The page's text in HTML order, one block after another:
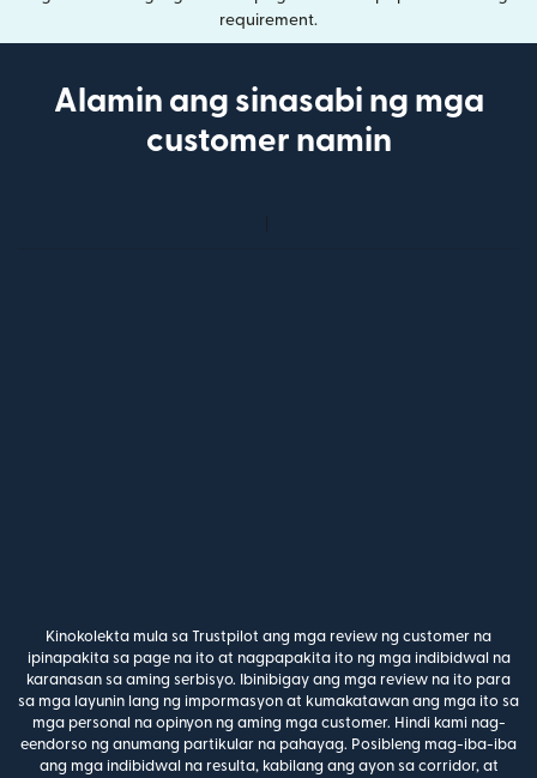
requirement.
Alamin ang sinasabi ng mga
customer namin
Kinokolekta mula sa Trustpilot ang mga review ng customer na
ipinapakita sa page na ito at nagpapakita ito ng mga indibidwal na
karanasan sa aming serbisyo. Ibinibigay ang mga review na ito para
sa mga layunin lang ng impormasyon at kumakatawan ang mga ito sa
mga personal na opinyon ng aming mga customer. Hindi kami nag-
eendorso ng anumang partikular na pahayag. Posibleng mag-iba-iba
ang mga indibidwal na resulta, kabilang ang ayon sa corridor, at